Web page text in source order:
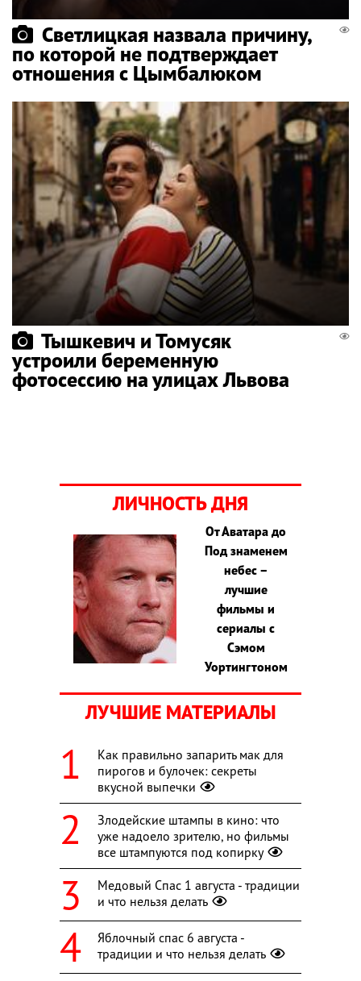
Светлицкая назвала причину,
по которой не подтверждает
отношения с Цымбалюком
Тышкевич и Томусяк
устроили беременную
фотосессию на улицах Львова
ЛИЧНОСТЬ ДНЯ
От Аватара до
Под знаменем
небес –
лучшие
фильмы и
сериалы с
Сэмом
Уортингтоном
ЛУЧШИЕ МАТЕРИАЛЫ
Как правильно запарить мак для
пирогов и булочек: секреты
вкусной выпечки
Злодейские штампы в кино: что
уже надоело зрителю, но фильмы
все штампуются под копирку
Медовый Спас 1 августа - традиции
и что нельзя делать
Яблочный спас 6 августа -
традиции и что нельзя делать